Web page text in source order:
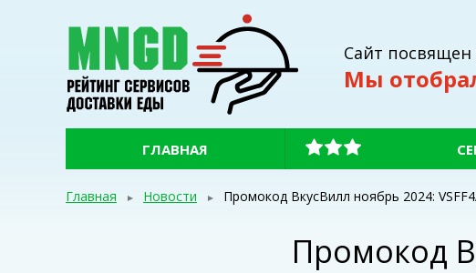
Сайт посвящен
Мы
ГЛАВНАЯ
Главная Новости Промокод ВкусВилл ноябрь 2024:
Промокод